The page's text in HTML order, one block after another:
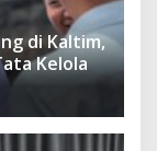
di Kaltim,
Kelola